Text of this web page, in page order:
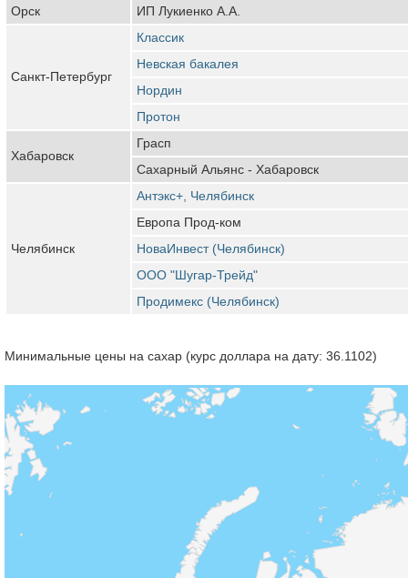
Орск
ИП Лукиенко А.А.
Санкт-Петербург
Классик
Невская бакалея
Нордин
Протон
Хабаровск
Грасп
Сахарный Альянс - Хабаровск
Челябинск
Антэкс+, Челябинск
Европа Прод-ком
НоваИнвест (Челябинск)
ООО "Шугар-Трейд"
Продимекс (Челябинск)
Минимальные цены на сахар (курс доллара на дату: 36.1102)